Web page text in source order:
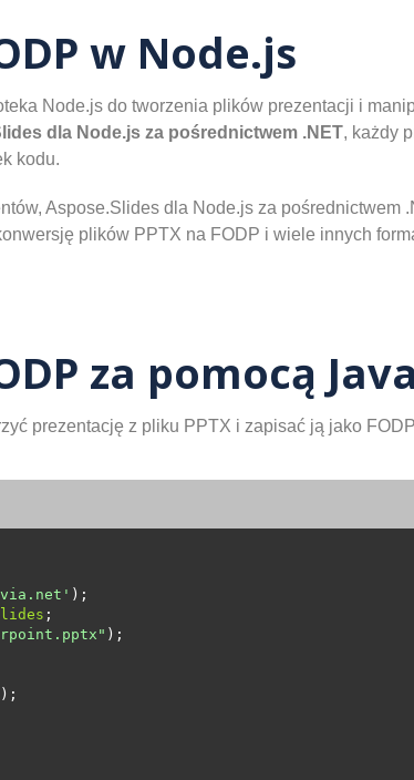
w Node.js
Node.js do tworzenia plików prezentacji i
dla Node.js za pośrednictwem .NET, każdy
kodu.
Aspose.Slides dla Node.js za pośrednictwem
plików PPTX na FODP i wiele innych
za pomocą
prezentację z pliku PPTX i zapisać ją jako